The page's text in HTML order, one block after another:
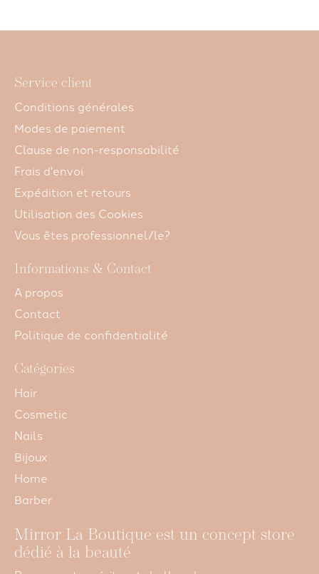
Service client
Conditions générales
Modes de paiement
Clause de non-responsabilité
Frais d'envoi
Expédition et retours
Utilisation des Cookies
Vous êtes professionnel/le?
Informations & Contact
A propos
Contact
Politique de confidentialité
Catégories
Hair
Cosmetic
Nails
Bijoux
Home
Barber
Mirror La Boutique est un concept store
dédié à la beauté